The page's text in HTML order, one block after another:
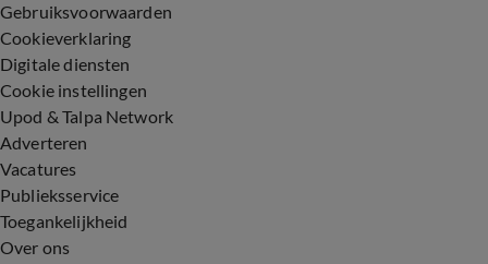
Gebruiksvoorwaarden
Cookieverklaring
Digitale diensten
Cookie instellingen
Upod & Talpa Network
Adverteren
Vacatures
Publieksservice
Toegankelijkheid
Over ons